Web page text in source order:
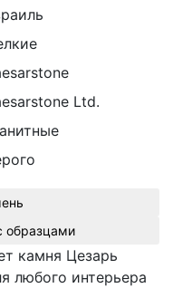
Ltd.
замерщика с образцами
камня Цезарь
любого интерьера